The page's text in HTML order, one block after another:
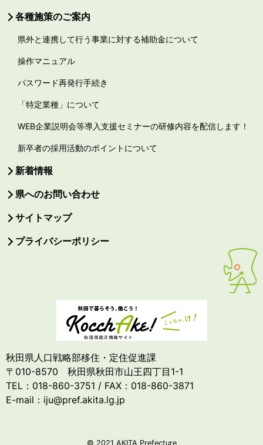
各種施策のご案内
県外と連携して行う事業に対する補助金について
操作マニュアル
パスワード再発行手続き
「特定業種」について
WEB企業説明会等導入支援セミナーの研修内容を配信します！
新卒者の採用活動のポイントについて
新着情報
県へのお問い合わせ
サイトマップ
プライバシーポリシー
秋田県人口戦略部移住・定住促進課
〒010-8570 秋田県秋田市山王四丁目1-1
TEL：018-860-3751 / FAX：018-860-3871
E-mail：iju@pref.akita.lg.jp
© 2021 AKITA Prefecture